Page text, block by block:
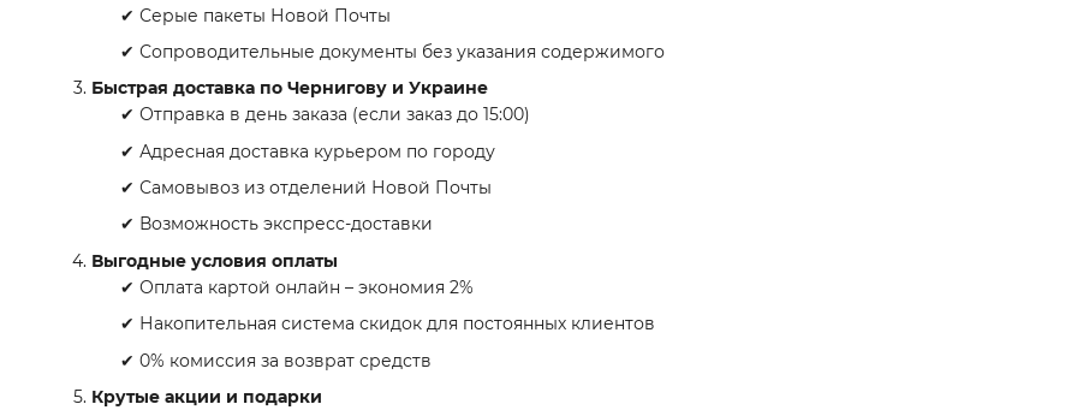
✔ Серые пакеты Новой Почты
✔ Сопроводительные документы без указания содержимого
Быстрая доставка по Чернигову и Украине
✔ Отправка в день заказа (если заказ до 15:00)
✔ Адресная доставка курьером по городу
✔ Самовывоз из отделений Новой Почты
✔ Возможность экспресс-доставки
Выгодные условия оплаты
✔ Оплата картой онлайн – экономия 2%
✔ Накопительная система скидок для постоянных клиентов
✔ 0% комиссия за возврат средств
Крутые акции и подарки